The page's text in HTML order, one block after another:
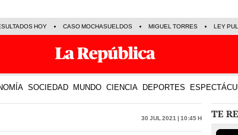
HOY CASO MOCHASUELDOS MIGUEL TORRES LEY
SOCIEDAD MUNDO CIENCIA DEPORTES
30 Jul 2021 | 10:45 h TE